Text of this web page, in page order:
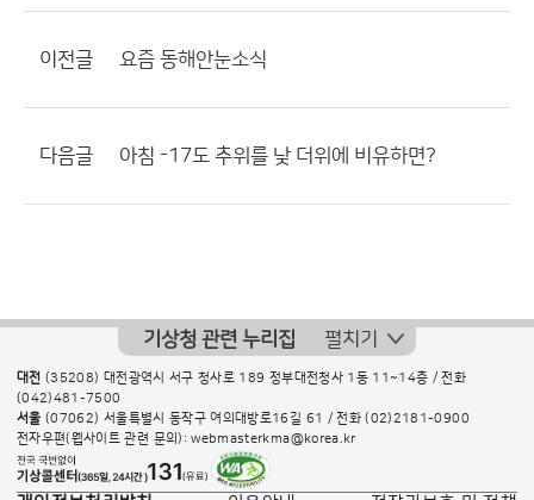
이전글 요즘 동해안눈소식
다음글 아침 -17도 추위를 낮 더위에 비유하면?
기상청 관련 누리집 펼치기
대전 (35208) 대전광역시 서구 청사로 189 정부대전청사 1동 11~14층 / 전화
(042)481-7500
서울 (07062) 서울특별시 동작구 여의대방로16길 61 / 전화(02)2181-0900
전자우편(웹사이트 관련 문의): webmasterkma@korea.kr